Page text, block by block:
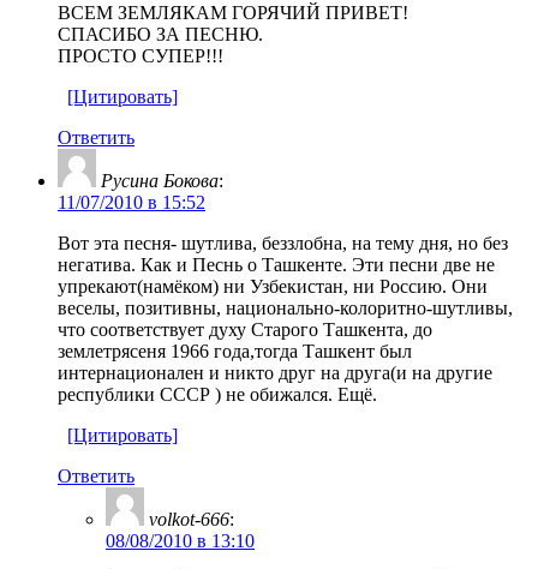
ВСЕМ ЗЕМЛЯКАМ ГОРЯЧИЙ ПРИВЕТ!
СПАСИБО ЗА ПЕСНЮ.
ПРОСТО СУПЕР!!!
[Цитировать]
Ответить
Русина Бокова:
11/07/2010 в 15:52
Вот эта песня- шутлива, беззлобна, на тему дня, но без
негатива. Как и Песнь о Ташкенте. Эти песни две не
упрекают(намёком) ни Узбекистан, ни Россию. Они
веселы, позитивны, национально-колоритно-шутливы,
что соответствует духу Старого Ташкента, до
землетрясеня 1966 года,тогда Ташкент был
интернационален и никто друг на друга(и на другие
республики СССР ) не обижался. Ещё.
[Цитировать]
Ответить
volkot-666:
08/08/2010 в 13:10